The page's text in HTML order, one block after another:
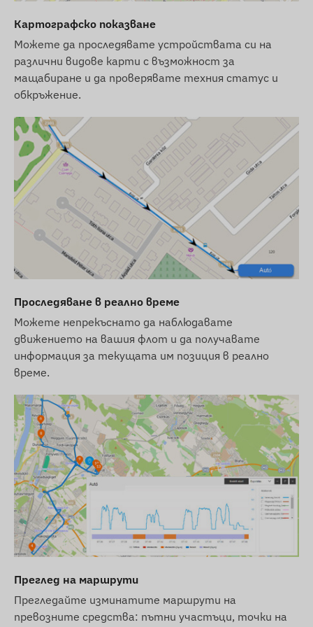
на сън и събуждане (ако функцията е
активирана)
Аларми
Излизане от цифрова ограда на POI,
пристигане
Ниско ниво на батерията
Съдържание на пакета
FLEXCOM FB224WT9003 GPS проследяващо
устройство за велосипеди
Зарядно устройство и USB кабел за
Защитни винтове и отвертка (бит)
Такса за SIM карта и лиценз за софтуер за
компютър и мобилен телефон за една
Условия за ползване
За нормалната работа на устройството е
необходима активна връзка със сателитните
системи за позициониране и мрежите на
мобилните оператори. Те осигуряват
събирането и предаването на данни, както и
комуникацията с телефона на собственика
или с централната система за събиране и
обработка на данни при използване на
комуникира чрез мрежите на мобилните
оператори с помощта на сменяема SIM карта.
Регион на работа
Картографско показване
Можете да проследявате устройствата си на
различни видове карти с възможност за
мащабиране и да проверявате техния статус и
обкръжение.
Проследяване в реално време
Можете непрекъснато да наблюдавате
движението на вашия флот и да получавате
информация за текущата им позиция в реално
време.
Преглед на маршрути
Прегледайте изминатите маршрути на
превозните средства: пътни участъци, точки на